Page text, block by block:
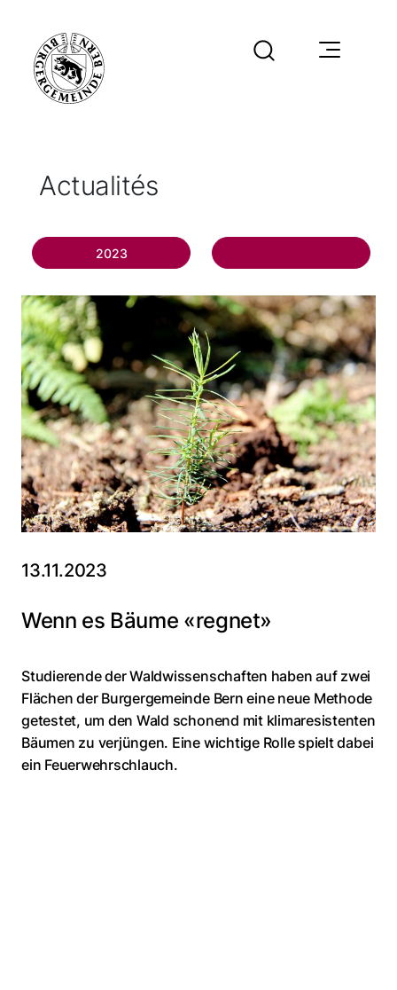
Actualités
2023
13.11.2023
Wenn es Bäume «regnet»
Studierende der Waldwissenschaften haben auf zwei
Flächen der Burgergemeinde Bern eine neue Methode
getestet, um den Wald schonend mit klimaresistenten
Bäumen zu verjüngen. Eine wichtige Rolle spielt dabei
ein Feuerwehrschlauch.